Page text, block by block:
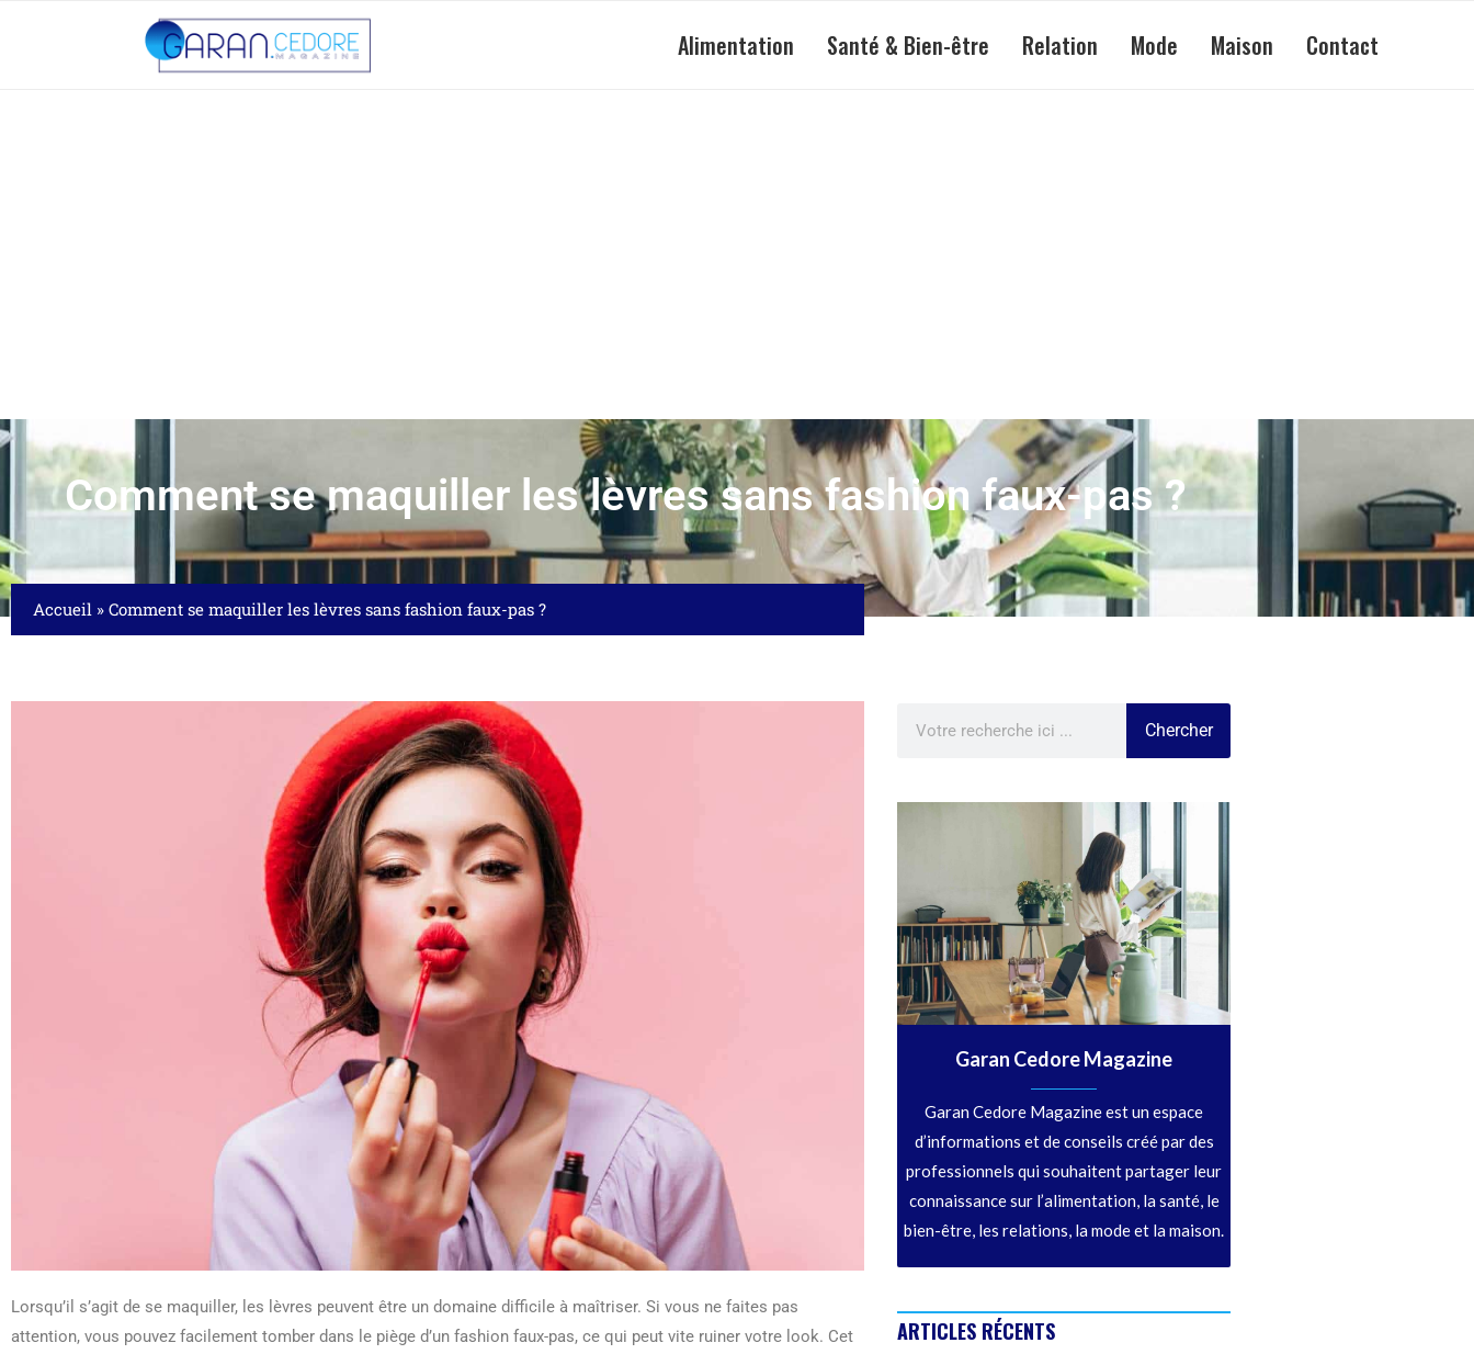
Alimentation Santé & Bien-être Relation Mode Maison Contact
Comment se maquiller les lèvres sans fashion faux-pas ?
Accueil » Comment se maquiller les lèvres sans fashion faux-pas ?
Lorsqu’il s’agit de se maquiller, les lèvres peuvent être un domaine difficile à maîtriser. Si vous ne faites pas
attention, vous pouvez facilement tomber dans le piège d’un fashion faux-pas, ce qui peut vite ruiner votre look. Cet
Chercher
Garan Cedore Magazine
Garan Cedore Magazine est un espace
d’informations et de conseils créé par des
professionnels qui souhaitent partager leur
connaissance sur l’alimentation, la santé, le
bien-être, les relations, la mode et la maison.
ARTICLES RÉCENTS